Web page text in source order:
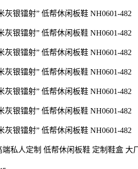
私人定制 低帮休闲板鞋 定制鞋盒